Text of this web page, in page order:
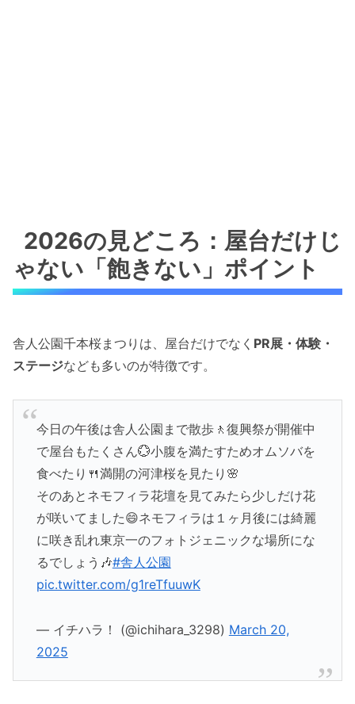
2026の見どころ：屋台だけじ
ゃない「飽きない」ポイント
舎人公園千本桜まつりは、屋台だけでなく PR展・体験・
ステージなども多いのが特徴です。
今日の午後は舎人公園まで散歩🚶復興祭が開催中
で屋台もたくさん💮小腹を満たすためオムソバを
食べたり🍴満開の河津桜を見たり🌸
そのあとネモフィラ花壇を見てみたら少しだけ花
が咲いてました😄ネモフィラは１ヶ月後には綺麗
に咲き乱れ東京一のフォトジェニックな場所にな
るでしょう🎶#舎人公園
pic.twitter.com/g1reTfuuwK
— イチハラ！ (@ichihara_3298) March 20,
2025